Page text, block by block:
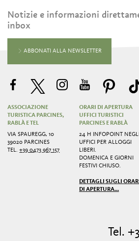
Notizie e informazioni
inbox
ABBONATI ALLA NEWSLETTER
ASSOCIAZIONE
TURISTICA PARCINES,
RABLÀ E TEL
VIA SPAUREGG, 10
39020 PARCINES
TEL.+39 0473 967 157
ORARI DI APERTURA
UFFICI TURISTICI
PARCINES E RABLÀ
24 H INFOPOINT
UFFICI PER ALLOGGI
LIBERI.
DOMENICA E GIORNI
FESTIVI CHIUSO.
DETTAGLI SUGLI
DI APERTURA...
Tel.